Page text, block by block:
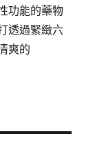
功能的藥物
透過緊緻六
爽的